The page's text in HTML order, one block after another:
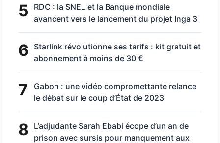
5
RDC : la SNEL et la Banque mondiale
avancent vers le lancement du projet Inga 3
6
Starlink révolutionne ses tarifs : kit gratuit et
abonnement à moins de 30 €
7
Gabon : une vidéo compromettante relance
le débat sur le coup d’État de 2023
8
L’adjudante Sarah Ebabi écope d’un an de
prison avec sursis pour manquement aux